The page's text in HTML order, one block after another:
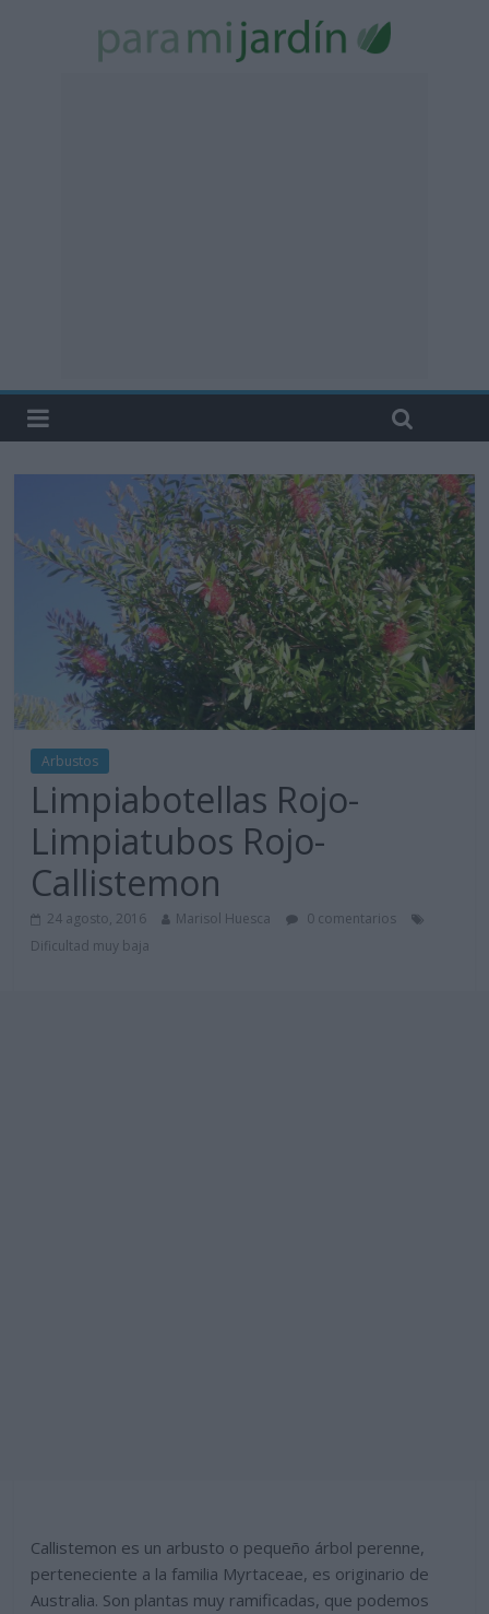
Arbustos
Limpiabotellas Rojo-
Limpiatubos Rojo-
Callistemon
24 agosto, 2016 Marisol Huesca
0 comentarios
Dificultad muy baja
Callistemon es un arbusto o pequeño árbol perenne,
perteneciente a la familia Myrtaceae, es originario de
Australia. Son plantas muy ramificadas, que podemos